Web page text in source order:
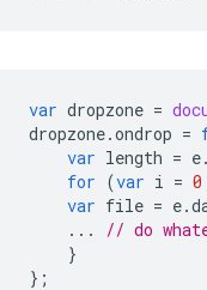
var dropzone =
dropzone.ondrop =
var length = e.
for (var i = 0
var file = e.
...
// do
}
};